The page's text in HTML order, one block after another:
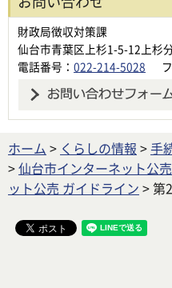
財政局徴収対策課
仙台市青葉区上杉1-5-12上杉
電話番号： 022-214-5028
ホーム > くらしの情報 >手
>仙台市インターネット公
ット公売 ガイドライン > 第